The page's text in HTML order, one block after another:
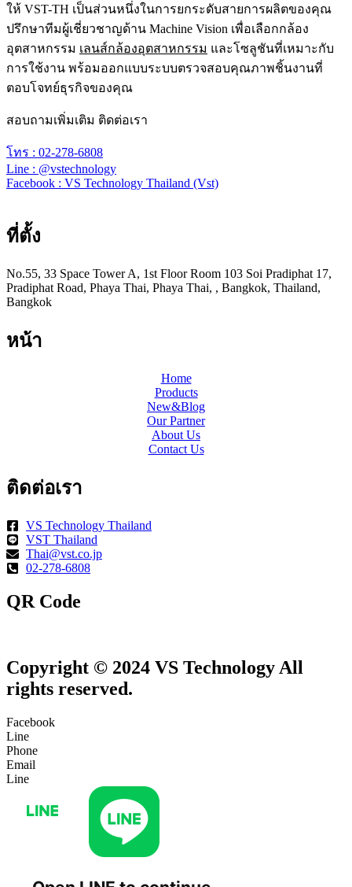
ให้ VST-TH เป็นส่วนหนึ่งในการยกระดับสายการผลิตของคุณ
ปรึกษาทีมผู้เชี่ยวชาญด้าน Machine Vision เพื่อเลือกกล้อง
อุตสาหกรรม เลนส์กล้องอุตสาหกรรม และโซลูชันที่เหมาะกับ
การใช้งาน พร้อมออกแบบระบบตรวจสอบคุณภาพชิ้นงานที่
ตอบโจทย์ธุรกิจของคุณ
สอบถามเพิ่มเติม ติดต่อเรา
โทร : 02-278-6808
Line : @vstechnology
Facebook : VS Technology Thailand (Vst)
ที่ตั้ง
No.55, 33 Space Tower A, 1st Floor Room 103 Soi Pradiphat 17,
Pradiphat Road, Phaya Thai, Phaya Thai, , Bangkok, Thailand,
Bangkok
หน้า
Home
Products
New&Blog
Our Partner
About Us
Contact Us
ติดต่อเรา
VS Technology Thailand
VST Thailand
Thai@vst.co.jp
02-278-6808
QR Code
Copyright © 2024 VS Technology All
rights reserved.
Facebook
Line
Phone
Email
Line